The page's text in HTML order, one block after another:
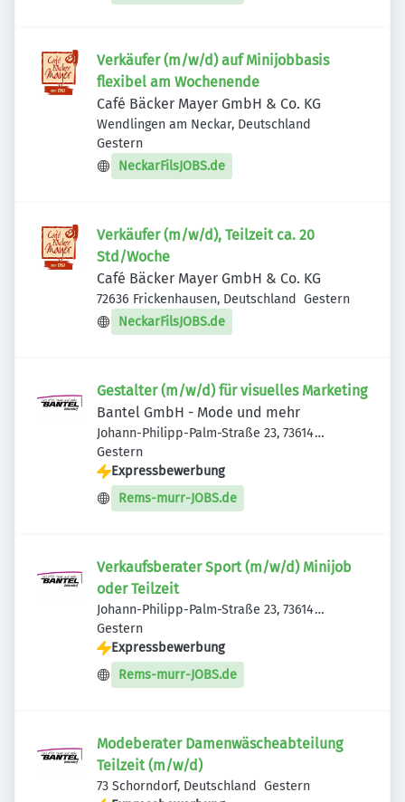
Verkäufer (m/w/d) auf Minijobbasis
flexibel am Wochenende
Café Bäcker Mayer GmbH & Co. KG
Wendlingen am Neckar, Deutschland
Veröffentlicht
Gestern
NeckarFilsJOBS.de
Verkäufer (m/w/d), Teilzeit ca. 20
Std/Woche
Café Bäcker Mayer GmbH & Co. KG
72636 Frickenhausen, Deutschland Veröffentlicht
Gestern
NeckarFilsJOBS.de
Gestalter (m/w/d) für visuelles Marketing
Bantel GmbH - Mode und mehr
Johann-Philipp-Palm-Straße 23, 73614
Schorndorf, Deutschland
Veröffentlicht
Gestern
Expressbewerbung
Rems-murr-JOBS.de
Verkaufsberater Sport (m/w/d) Minijob
oder Teilzeit
Johann-Philipp-Palm-Straße 23, 73614
Schorndorf, Deutschland
Veröffentlicht
Gestern
Expressbewerbung
Rems-murr-JOBS.de
Modeberater Damenwäscheabteilung
Teilzeit (m/w/d)
73 Schorndorf, Deutschland Veröffentlicht
Gestern